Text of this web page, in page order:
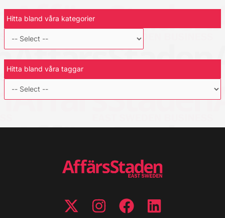
Hitta bland våra kategorier
Hitta bland våra taggar